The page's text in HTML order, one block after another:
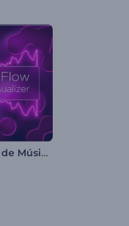
Visualizador de Música com Líquido Fuindo